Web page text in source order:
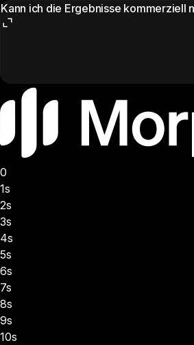
Kann ich die Ergebnisse kommerziell
0
1s
2s
3s
4s
5s
6s
7s
8s
9s
10s